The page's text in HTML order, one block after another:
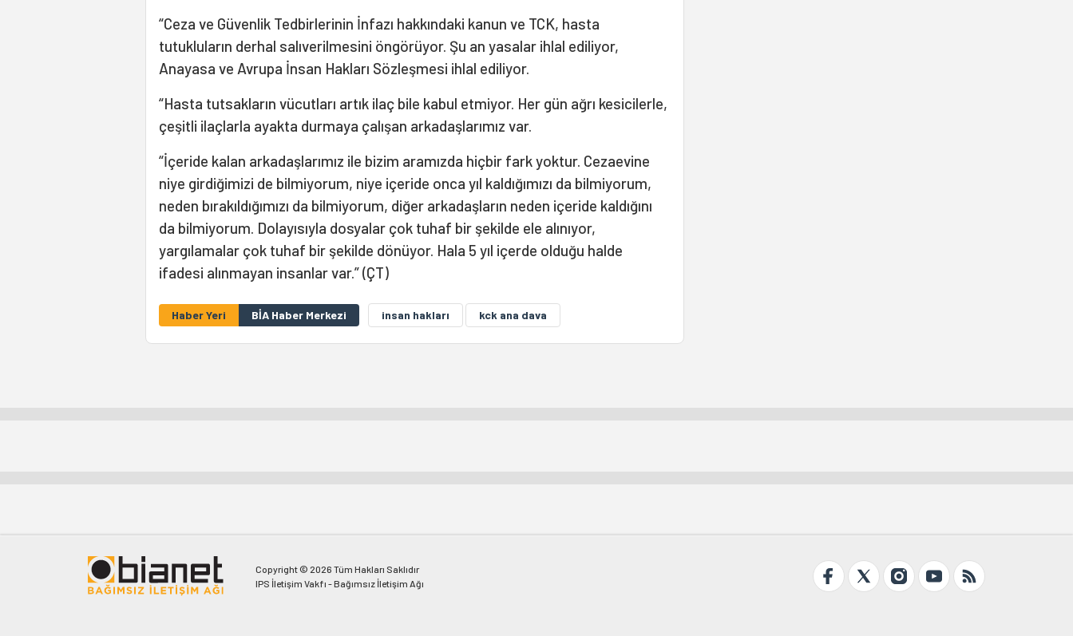
“Ceza ve Güvenlik Tedbirlerinin İnfazı hakkındaki kanun ve TCK, hasta
tutukluların derhal salıverilmesini öngörüyor. Şu an yasalar ihlal ediliyor,
Anayasa ve Avrupa İnsan Hakları Sözleşmesi ihlal ediliyor.
“Hasta tutsakların vücutları artık ilaç bile kabul etmiyor. Her gün ağrı kesicilerle,
çeşitli ilaçlarla ayakta durmaya çalışan arkadaşlarımız var.
“İçeride kalan arkadaşlarımız ile bizim aramızda hiçbir fark yoktur. Cezaevine
niye girdiğimizi de bilmiyorum, niye içeride onca yıl kaldığımızı da bilmiyorum,
neden bırakıldığımızı da bilmiyorum, diğer arkadaşların neden içeride kaldığını
da bilmiyorum. Dolayısıyla dosyalar çok tuhaf bir şekilde ele alınıyor,
yargılamalar çok tuhaf bir şekilde dönüyor. Hala 5 yıl içerde olduğu halde
ifadesi alınmayan insanlar var.” (ÇT)
Haber Yeri BİA Haber Merkezi insan hakları kck ana dava
Copyright © 2026 Tüm Hakları Saklıdır
IPS İletişim Vakfı - Bağımsız İletişim Ağı